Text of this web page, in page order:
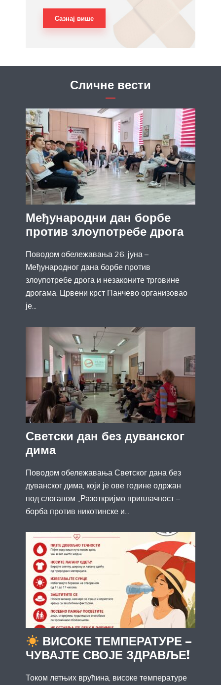
Сазнај више
Сличне вести
Међународни дан борбе
против злоупотребе дрога
Поводом обележавања 26. јуна –
Међународног дана борбе против
злоупотребе дрога и незаконите трговине
дрогама, Црвени крст Панчево организовао
је...
Светски дан без дуванског
дима
Поводом обележавања Светског дана без
дуванског дима, који је ове године одржан
под слоганом „Разоткријмо привлачност –
борба против никотинске и...
ВИСОКЕ ТЕМПЕРАТУРЕ –
ЧУВАЈТЕ СВОЈЕ ЗДРАВЉЕ!
Током летњих врућина, високе температуре